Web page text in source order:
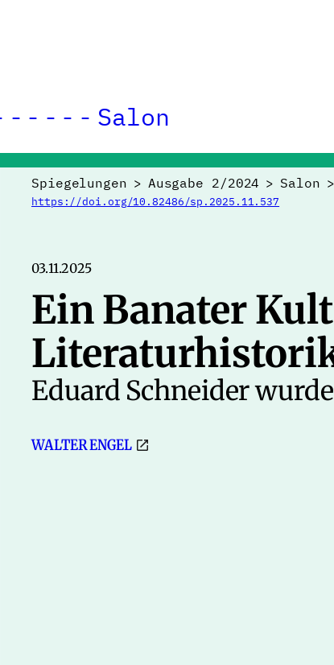
Salon
Spiegelungen > Ausgabe 2/2024 > Salon >
https://doi.org/10.82486/sp.2025.11.537
03.11.2025
Ein Banater
Eduard Schneider
WALTER ENGEL